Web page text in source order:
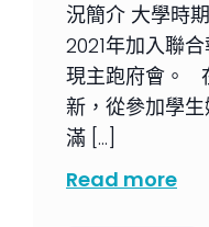
況簡介 大學時
2021年加入聯
現主跑府會。
新，從參加學
滿 […]
Read more